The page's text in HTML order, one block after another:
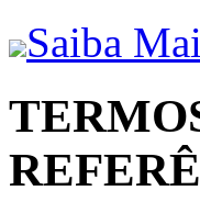
Saiba